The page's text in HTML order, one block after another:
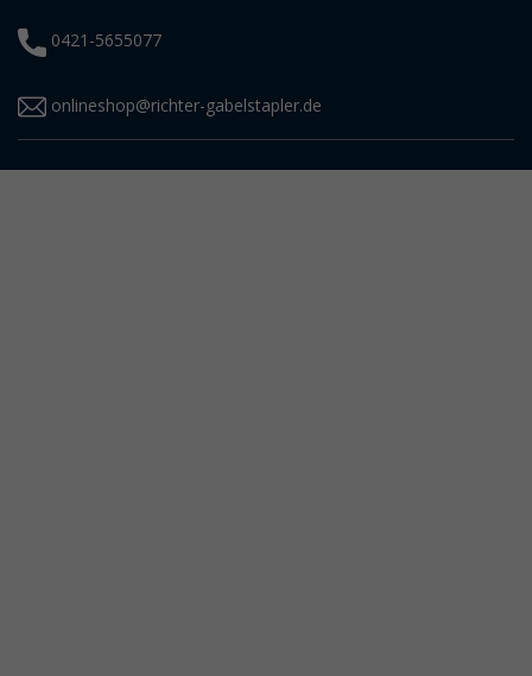
0421-5655077
onlineshop@richter-gabelstapler.de